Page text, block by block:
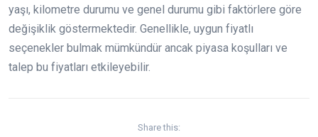
yaşı, kilometre durumu ve genel durumu gibi faktörlere göre
değişiklik göstermektedir. Genellikle, uygun fiyatlı
seçenekler bulmak mümkündür ancak piyasa koşulları ve
talep bu fiyatları etkileyebilir.
Share this: